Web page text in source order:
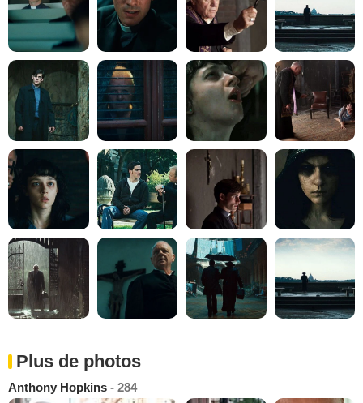
Plus de photos
Anthony Hopkins - 284